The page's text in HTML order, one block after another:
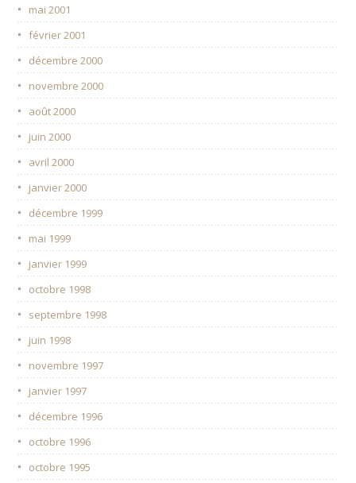
mai 2001
février 2001
décembre 2000
novembre 2000
août 2000
juin 2000
avril 2000
janvier 2000
décembre 1999
mai 1999
janvier 1999
octobre 1998
septembre 1998
juin 1998
novembre 1997
janvier 1997
décembre 1996
octobre 1996
octobre 1995